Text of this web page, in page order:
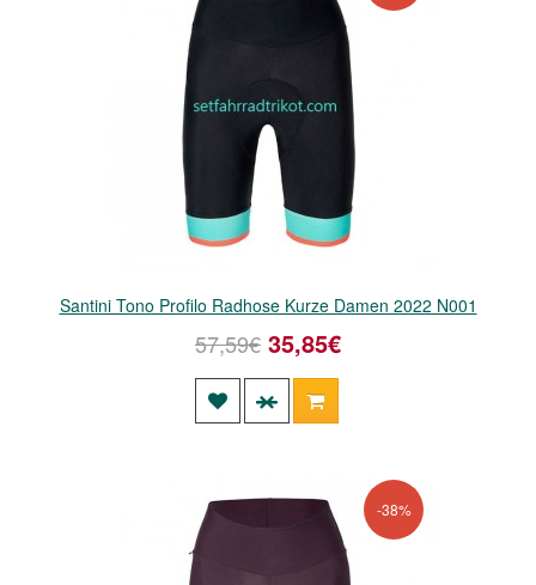
Santini Tono Profilo Radhose Kurze Damen 2022 N001
57,59€ 35,85€
-38%